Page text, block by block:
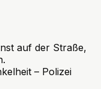
auf der Straße,
– Polizei